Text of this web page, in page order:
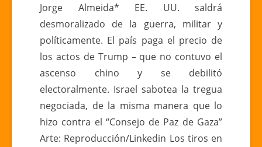
el
ala
del
Águila
Americana
Jorge Almeida* EE. UU. saldrá
desmoralizado de la guerra, militar y
políticamente. El país paga el precio de
los actos de Trump – que no contuvo el
ascenso chino y se debilitó
electoralmente. Israel sabotea la tregua
negociada, de la misma manera que lo
hizo contra el “Consejo de Paz de Gaza”
Arte: Reproducción/Linkedin Los tiros en